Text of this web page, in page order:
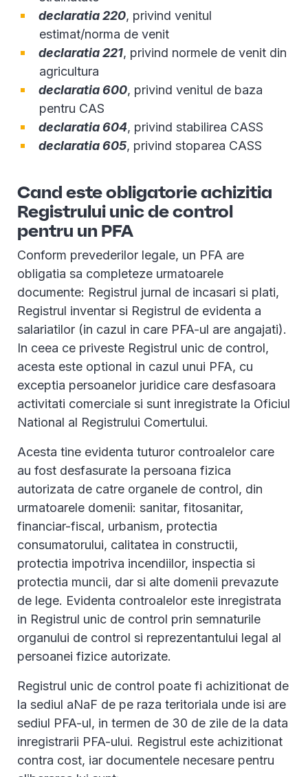
declaratia 220, privind venitul
estimat/norma de venit
declaratia 221, privind normele de venit din
agricultura
declaratia 600, privind venitul de baza
pentru CAS
declaratia 604, privind stabilirea CASS
declaratia 605, privind stoparea CASS
Cand este obligatorie achizitia
Registrului unic de control
pentru un PFA
Conform prevederilor legale, un PFA are
obligatia sa completeze urmatoarele
documente: Registrul jurnal de incasari si plati,
Registrul inventar si Registrul de evidenta a
salariatilor (in cazul in care PFA-ul are angajati).
In ceea ce priveste Registrul unic de control,
acesta este optional in cazul unui PFA, cu
exceptia persoanelor juridice care desfasoara
activitati comerciale si sunt inregistrate la Oficiul
National al Registrului Comertului.
Acesta tine evidenta tuturor controalelor care
au fost desfasurate la persoana fizica
autorizata de catre organele de control, din
urmatoarele domenii: sanitar, fitosanitar,
financiar-fiscal, urbanism, protectia
consumatorului, calitatea in constructii,
protectia impotriva incendiilor, inspectia si
protectia muncii, dar si alte domenii prevazute
de lege. Evidenta controalelor este inregistrata
in Registrul unic de control prin semnaturile
organului de control si reprezentantului legal al
persoanei fizice autorizate.
Registrul unic de control poate fi achizitionat de
la sediul aNaF de pe raza teritoriala unde isi are
sediul PFA-ul, in termen de 30 de zile de la data
inregistrarii PFA-ului. Registrul este achizitionat
contra cost, iar documentele necesare pentru